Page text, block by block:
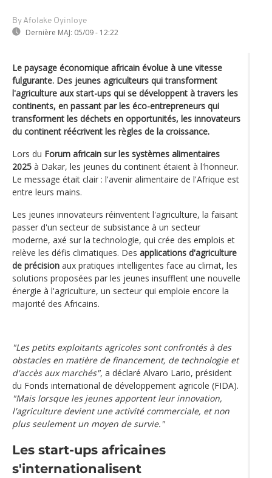
By Afolake Oyinloye
Dernière MAJ: 05/09 - 12:22
Le paysage économique africain évolue à une vitesse
fulgurante. Des jeunes agriculteurs qui transforment
l'agriculture aux start-ups qui se développent à travers les
continents, en passant par les éco-entrepreneurs qui
transforment les déchets en opportunités, les innovateurs
du continent réécrivent les règles de la croissance.
Lors du Forum africain sur les systèmes alimentaires
2025 à Dakar, les jeunes du continent étaient à l'honneur.
Le message était clair : l'avenir alimentaire de l'Afrique est
entre leurs mains.
Les jeunes innovateurs réinventent l'agriculture, la faisant
passer d'un secteur de subsistance à un secteur
moderne, axé sur la technologie, qui crée des emplois et
relève les défis climatiques. Des applications d'agriculture
de précision aux pratiques intelligentes face au climat, les
solutions proposées par les jeunes insufflent une nouvelle
énergie à l'agriculture, un secteur qui emploie encore la
majorité des Africains.
"Les petits exploitants agricoles sont confrontés à des
obstacles en matière de financement, de technologie et
d'accès aux marchés", a déclaré Alvaro Lario, président
du Fonds international de développement agricole (FIDA).
"Mais lorsque les jeunes apportent leur innovation,
l'agriculture devient une activité commerciale, et non
plus seulement un moyen de survie."
Les start-ups africaines
s'internationalisent